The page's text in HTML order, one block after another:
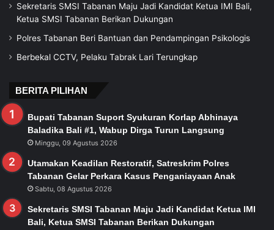
Sekretaris SMSI Tabanan Maju Jadi Kandidat Ketua IMI Bali,
Ketua SMSI Tabanan Berikan Dukungan
Polres Tabanan Beri Bantuan dan Pendampingan Psikologis
Berbekal CCTV, Pelaku Tabrak Lari Terungkap
BERITA PILIHAN
Bupati Tabanan Suport Syukuran Korlap Abhinaya
Baladika Bali #1, Wabup Dirga Turun Langsung
Minggu, 09 Agustus 2026
Utamakan Keadilan Restoratif, Satreskrim Polres
Tabanan Gelar Perkara Kasus Penganiayaan Anak
Sabtu, 08 Agustus 2026
Sekretaris SMSI Tabanan Maju Jadi Kandidat Ketua IMI
Bali, Ketua SMSI Tabanan Berikan Dukungan